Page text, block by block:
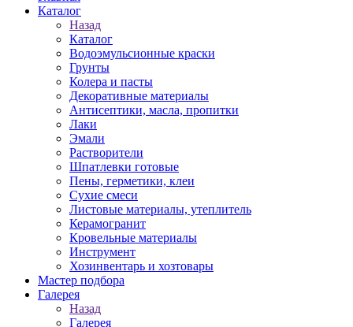
Каталог
Назад
Каталог
Водоэмульсионные краски
Грунты
Колера и пасты
Декоративные материалы
Антисептики, масла, пропитки
Лаки
Эмали
Растворители
Шпатлевки готовые
Пены, герметики, клеи
Сухие смеси
Листовые материалы, утеплитель
Керамогранит
Кровельные материалы
Инструмент
Хозинвентарь и хозтовары
Мастер подбора
Галерея
Назад
Галерея